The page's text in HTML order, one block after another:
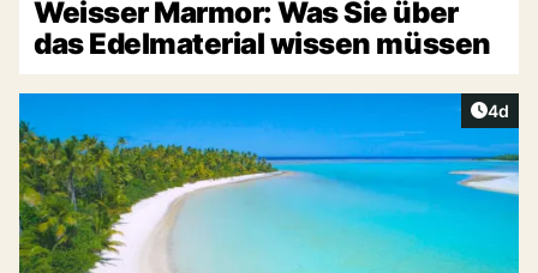
Weisser Marmor: Was Sie über
das Edelmaterial wissen müssen
4d